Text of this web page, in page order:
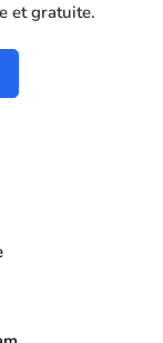
et gratuite.